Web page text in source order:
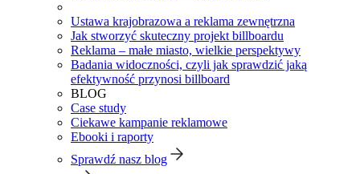
Ustawa krajobrazowa a reklama zewnętrzna
Jak stworzyć skuteczny projekt billboardu
Reklama – małe miasto, wielkie perspektywy
Badania widoczności, czyli jak sprawdzić jaką
efektywność przynosi billboard
BLOG
Case study
Ciekawe kampanie reklamowe
Ebooki i raporty
Sprawdź nasz blog